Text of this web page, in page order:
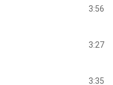
3:56
3:27
3:35